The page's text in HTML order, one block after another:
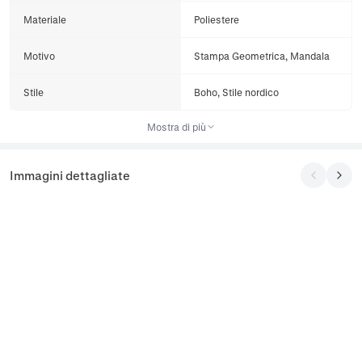
Materiale Poliestere
Motivo Stampa Geometrica, Mandala
Stile Boho, Stile nordico
Mostra di più
Immagini dettagliate